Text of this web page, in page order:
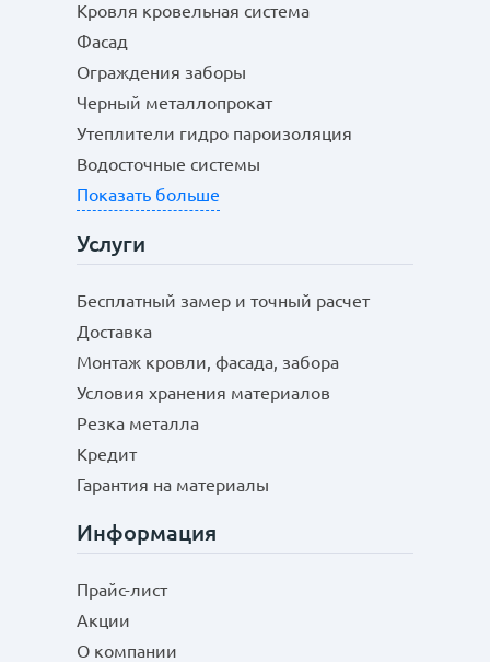
Кровля кровельная система
Фасад
Ограждения заборы
Черный металлопрокат
Утеплители гидро пароизоляция
Водосточные системы
Показать больше
Услуги
Бесплатный замер и точный расчет
Доставка
Монтаж кровли, фасада, забора
Условия хранения материалов
Резка металла
Кредит
Гарантия на материалы
Информация
Прайс-лист
Акции
О компании